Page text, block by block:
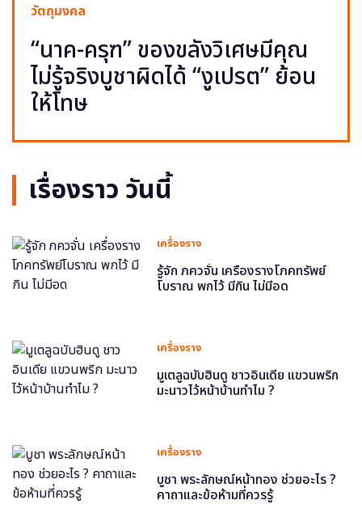
วัตถุมงคล
“นาค-ครุฑ” ของขลังวิเศษมีคุณ
ไม่รู้จริงบูชาผิดได้ “งูเปรต” ย้อน
ให้โทษ
เรื่องราว วันนี้
เครื่องราง
รู้จัก ภควจั่น เครื่องรางโภคทรัพย์
โบราณ พกไว้ มีกิน ไม่มีอด
เครื่องราง
มูเตลูฉบับฮินดู ชาวอินเดีย แขวนพริก
มะนาวไว้หน้าบ้านทำไม ?
เครื่องราง
บูชา พระลักษณ์หน้าทอง ช่วยอะไร ?
คาถาและข้อห้ามที่ควรรู้